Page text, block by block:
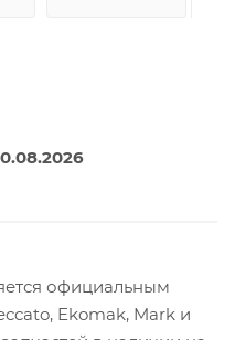
официальным
Ekomak, Mark и